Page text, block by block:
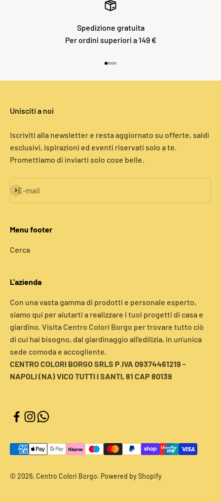
Spedizione gratuita
Per ordini superiori a 149 €
Unisciti a noi
Iscriviti alla newsletter e resta aggiornato su offerte, saldi
esclusivi, ispirazioni ed eventi riservati solo a te.
Promettiamo di inviarti solo cose belle.
E-mail
Iscriviti alla newsletter
Menu footer
Cerca
L'azienda
Con una vasta gamma di prodotti e personale esperto,
siamo qui per aiutarti a realizzare i tuoi progetti di casa e
giardino. Visita Centro Colori Borgo per trovare tutto ciò
di cui hai bisogno, dal giardinaggio all'edilizia, in un'unica
sede comoda e accogliente.
CENTRO COLORI BORGO SRLS P.IVA 09374461219 -
NAPOLI (NA) VICO TUTTI I SANTI, 81 CAP 80139
© 2026, Centro Colori Borgo. Powered by Shopify